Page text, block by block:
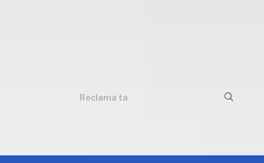
Reclama ta